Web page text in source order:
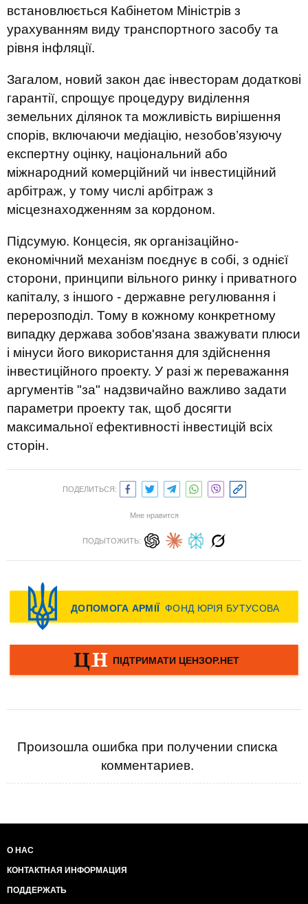
встановлюється Кабінетом Міністрів з
урахуванням виду транспортного засобу та
рівня інфляції.
Загалом, новий закон дає інвесторам додаткові
гарантії, спрощує процедуру виділення
земельних ділянок та можливість вирішення
спорів, включаючи медіацію, незобов’язуючу
експертну оцінку, національний або
міжнародний комерційний чи інвестиційний
арбітраж, у тому числі арбітраж з
місцезнаходженням за кордоном.
Підсумую. Концесія, як організаційно-
економічний механізм поєднує в собі, з однієї
сторони, принципи вільного ринку і приватного
капіталу, з іншого - державне регулювання і
перерозподіл. Тому в кожному конкретному
випадку держава зобов'язана зважувати плюси
і мінуси його використання для здійснення
інвестиційного проекту. У разі ж переважання
аргументів "за" надзвичайно важливо задати
параметри проекту так, щоб досягти
максимальної ефективності інвестицій всіх
сторін.
ПОДЕЛИТЬСЯ:
Мне нравится
ПОДЫТОЖИТЬ:
Произошла ошибка при получении списка
комментариев.
О НАС
КОНТАКТНАЯ ИНФОРМАЦИЯ
ПОДДЕРЖАТЬ